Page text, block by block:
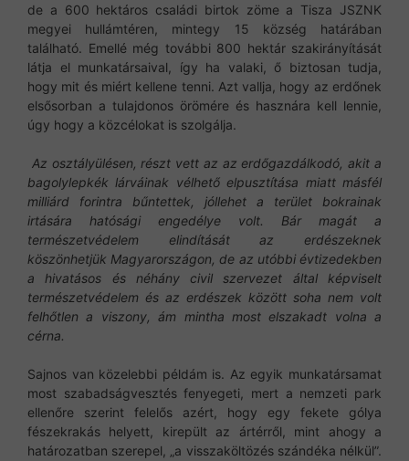
de a 600 hektáros családi birtok zöme a Tisza JSZNK
megyei hullámtéren, mintegy 15 község határában
található. Emellé még további 800 hektár szakirányítását
látja el munkatársaival, így ha valaki, ő biztosan tudja,
hogy mit és miért kellene tenni. Azt vallja, hogy az erdőnek
elsősorban a tulajdonos örömére és hasznára kell lennie,
úgy hogy a közcélokat is szolgálja.
Az osztályülésen, részt vett az az erdőgazdálkodó, akit a
bagolylepkék lárváinak vélhető elpusztítása miatt másfél
milliárd forintra bűntettek, jóllehet a terület bokrainak
irtására hatósági engedélye volt. Bár magát a
természetvédelem elindítását az erdészeknek
köszönhetjük Magyarországon, de az utóbbi évtizedekben
a hivatásos és néhány civil szervezet által képviselt
természetvédelem és az erdészek között soha nem volt
felhőtlen a viszony, ám mintha most elszakadt volna a
cérna.
Sajnos van közelebbi példám is. Az egyik munkatársamat
most szabadságvesztés fenyegeti, mert a nemzeti park
ellenőre szerint felelős azért, hogy egy fekete gólya
fészekrakás helyett, kirepült az ártérről, mint ahogy a
határozatban szerepel, „a visszaköltözés szándéka nélkül”.